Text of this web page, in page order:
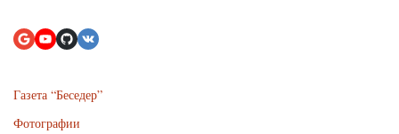
Газета “Беседер”
Фотографии